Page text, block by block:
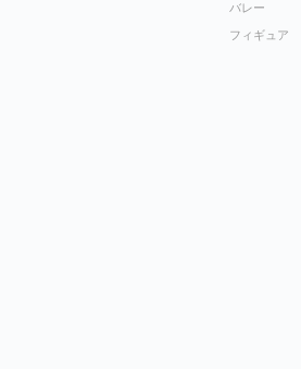
バレー
フィギュア